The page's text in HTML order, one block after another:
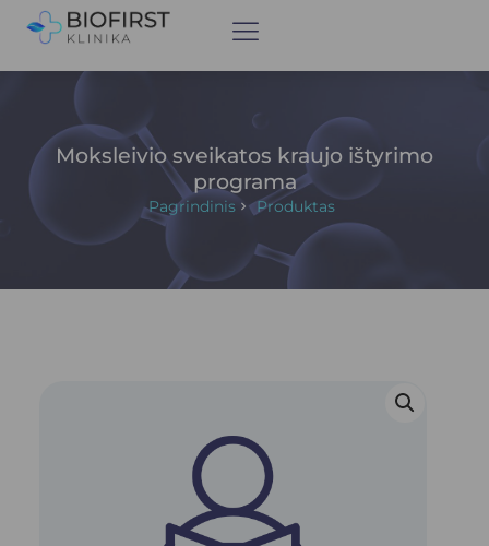
Moksleivio sveikatos kraujo ištyrimo
programa
Pagrindinis Produktas